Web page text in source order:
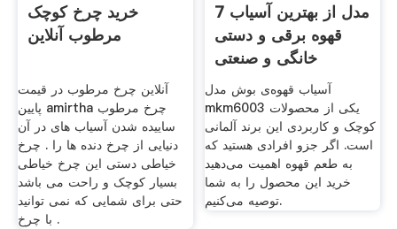
خرید چرخ کوچک
مرطوب آنلاین
آنلاین چرخ مرطوب در قیمت
پایین amirtha چرخ مرطوب
ساییده شدن آسیاب های در آن
دنیایی از چرخ دنده ها را . چرخ
خیاطی دستی این چرخ خیاطی
بسیار کوچک و راحت می باشد
حتی برای شمایی که نمی توانید
با چرخ .
7 مدل از بهترین آسیاب
قهوه برقی و دستی
خانگی و صنعتی
آسیاب قهوه‌ی بوش مدل
mkm6003 یکی از محصولات
کوچک و کاربردی این برند آلمانی
است. اگر جزو افرادی هستید که
به طعم قهوه اهمیت می‌دهید
خرید این محصول را به شما
توصیه می‌کنیم.